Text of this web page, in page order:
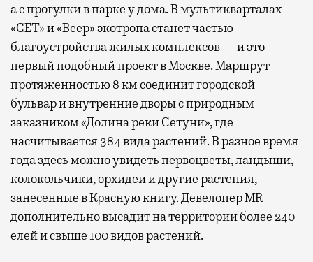
а с прогулки в парке у дома. В мультикварталах
«СЕТ» и «Веер» экотропа станет частью
благоустройства жилых комплексов — и это
первый подобный проект в Москве. Маршрут
протяженностью 8 км соединит городской
бульвар и внутренние дворы с природным
заказником «Долина реки Сетуни», где
насчитывается 384 вида растений. В разное время
года здесь можно увидеть первоцветы, ландыши,
колокольчики, орхидеи и другие растения,
занесенные в Красную книгу. Девелопер MR
дополнительно высадит на территории более 240
елей и свыше 100 видов растений.